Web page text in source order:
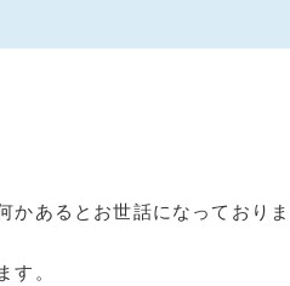
かあるとお世話になっておりま
す。